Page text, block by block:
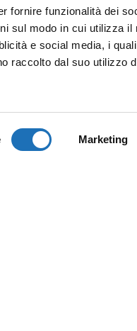
fornire funzionalità dei
sul modo in cui utilizza il
e social media, i
raccolto dal suo utilizzo
Marketing